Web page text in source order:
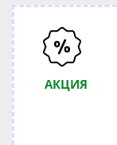
АКЦИЯ